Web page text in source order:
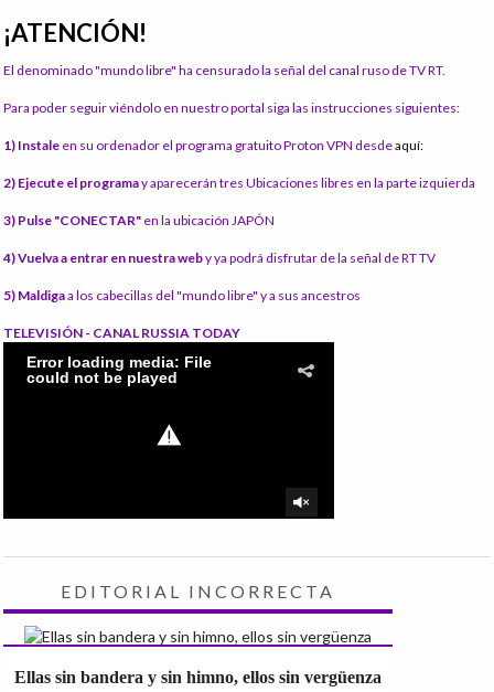
¡ATENCIÓN!
El denominado "mundo libre" ha censurado la señal del canal ruso de TV RT.
Para poder seguir viéndolo en nuestro portal siga las instrucciones siguientes:
1) Instale en su ordenador el programa gratuito Proton VPN desdeaquí:
2) Ejecute el programay aparecerán tres Ubicaciones libres en la parte izquierda
3) Pulse "CONECTAR" en la ubicación JAPÓN
4) Vuelva a entrar en nuestra weby ya podrá disfrutar de la señal de RT TV
5) Maldigaa los cabecillas del "mundo libre" y a sus ancestros
TELEVISIÓN - CANAL RUSSIA TODAY
EDITORIAL INCORRECTA
Ellas sin bandera y sin himno, ellos sin vergüenza